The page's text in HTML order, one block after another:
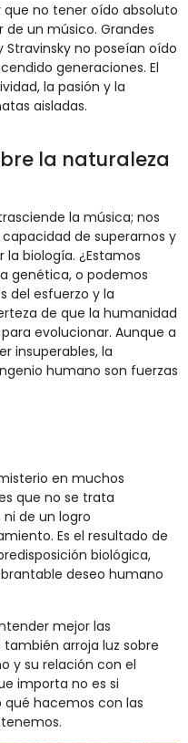
no tener oído absoluto
un músico. Grandes
no poseían oído
generaciones. El
la pasión y la
aisladas.
la naturaleza
la música; nos
de superarnos y
biología. ¿Estamos
genética, o podemos
del esfuerzo y la
de que la humanidad
evolucionar. Aunque a
insuperables, la
humano son fuerzas
en muchos
que no se trata
de un logro
Es el resultado de
biológica,
deseo humano
mejor las
arroja luz sobre
y su relación con el
importa no es si
hacemos con las